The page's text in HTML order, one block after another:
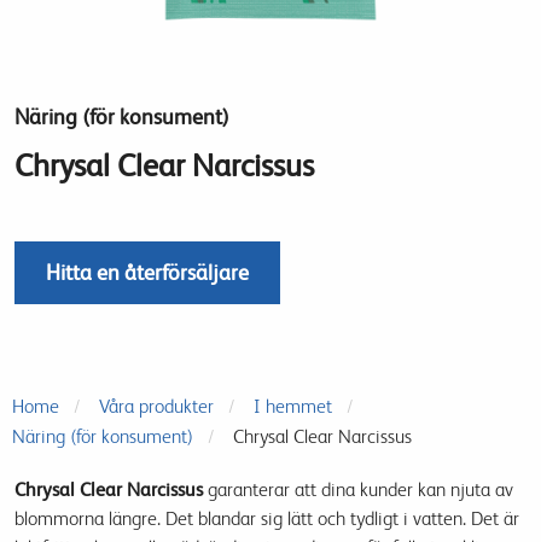
Näring (för konsument)
Chrysal Clear Narcissus
Hitta en återförsäljare
Home Våra produkter
I hemmet
Näring (för konsument)
Chrysal Clear Narcissus
Chrysal Clear Narcissusgaranterar att dina kunder kan njuta av
blommorna längre. Det blandar sig lätt och tydligt i vatten. Det är